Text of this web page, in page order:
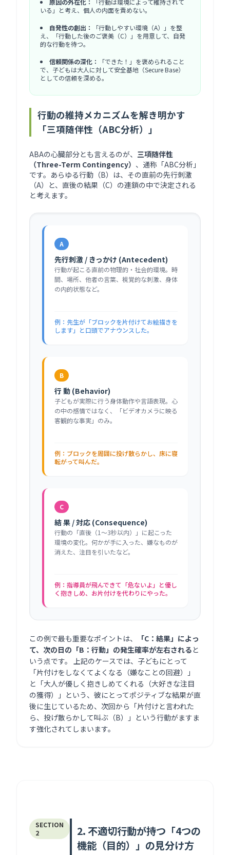
原因の外在化：
「行動は環境によって維持されて
いる」と考え、個人の内面を責めない。
自発性の創出：
「行動しやすい環境（A）」を整
え、「行動した後のご褒美（C）」を用意して、自発
的な行動を待つ。
信頼関係の深化：
「できた！」を褒められること
で、子どもは大人に対して安全基地（Secure Base）
としての信頼を深める。
行動の維持メカニズムを解き明かす
「三項随伴性（ABC分析）」
ABAの心臓部分とも言えるのが、 三項随伴性
（Three-Term Contingency） 、通称「ABC分析」
です。あらゆる行動（B）は、その直前の先行刺激
（A）と、直後の結果（C）の連鎖の中で決定される
と考えます。
A
先行刺激 / きっかけ (Antecedent)
行動が起こる直前の物理的・社会的環境。時
間、場所、他者の言葉、視覚的な刺激、身体
の内的状態など。
例：先生が「ブロックを片付けてお絵描きを
します」と口頭でアナウンスした。
B
行 動 (Behavior)
子どもが実際に行う身体動作や言語表現。心
の中の感情ではなく、「ビデオカメラに映る
客観的な事実」のみ。
例：ブロックを周囲に投げ散らかし、床に寝
転がって叫んだ。
C
結 果 / 対応 (Consequence)
行動の「直後（1〜3秒以内）」に起こった
環境の変化。何かが手に入った、嫌なものが
消えた、注目を引いたなど。
例：指導員が飛んできて「危ないよ」と優し
く抱きしめ、お片付けを代わりにやった。
この例で最も重要なポイントは、
「C：結果」によっ
て、次の日の「B：行動」の発生確率が左右されると
いう点です。 上記のケースでは、子どもにとって
「片付けをしなくてよくなる（嫌なことの回避）」
と「大人が優しく抱きしめてくれる（大好きな注目
の獲得）」という、彼にとってポジティブな結果が直
後に生じているため、次回から「片付けと言われた
ら、投げ散らかして叫ぶ（B）」という行動がますま
す強化されてしまいます。
SECTION
2
2. 不適切行動が持つ「4つの
機能（目的）」の見分け方